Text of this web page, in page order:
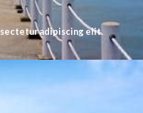
adipiscing elit.